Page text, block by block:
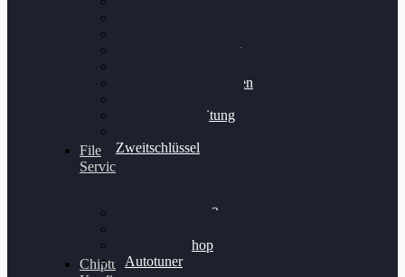
Getriebeoptimierung
Bremsscheiben planen
Felgenaufbereitung
Zweitschlüssel
File
Service
Alientech Kess3
Alientech Shop
Autotuner
Chiptuning